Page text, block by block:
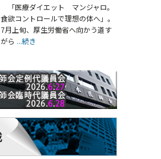
「医療ダイエット マンジャロ。
食欲コントロールで理想の体へ」。
7月上旬、厚生労働省へ向かう道す
がら ...続き